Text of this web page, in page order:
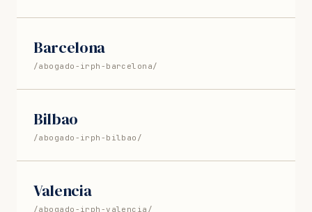
Barcelona
/abogado-irph-barcelona/
Bilbao
/abogado-irph-bilbao/
Valencia
/abogado-irph-valencia/